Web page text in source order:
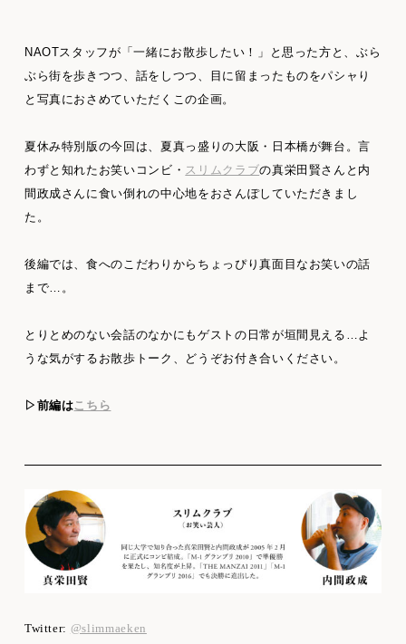
NAOTスタッフが「一緒にお散歩したい！」と思った方と、ぶら
ぶら街を歩きつつ、話をしつつ、目に留まったものをパシャり
と写真におさめていただくこの企画。
夏休み特別版の今回は、夏真っ盛りの大阪・日本橋が舞台。言
わずと知れたお笑いコンビ・ スリムクラブの真栄田賢さんと内
間政成さんに食い倒れの中心地をおさんぽしていただきまし
た。
後編では、食へのこだわりからちょっぴり真面目なお笑いの話
まで…。
とりとめのない会話のなかにもゲストの日常が垣間見える…よ
うな気がするお散歩トーク、どうぞお付き合いください。
▷前編はこちら
Twitter: @slimmaeken